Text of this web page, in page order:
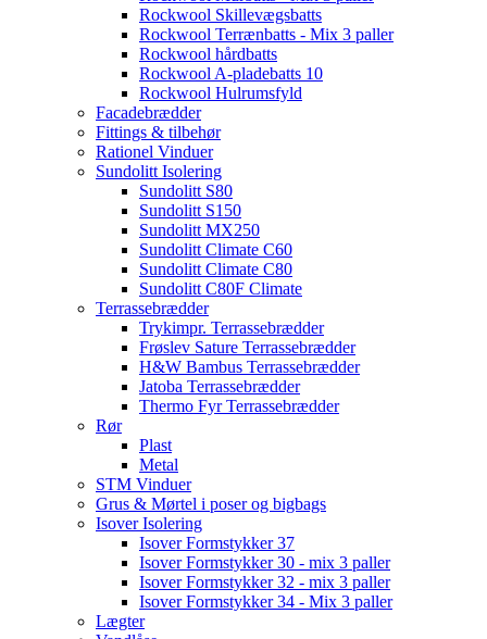
Rockwool Skillevægsbatts
Rockwool Terrænbatts - Mix 3 paller
Rockwool hårdbatts
Rockwool A-pladebatts 10
Rockwool Hulrumsfyld
Facadebrædder
Fittings & tilbehør
Rationel Vinduer
Sundolitt Isolering
Sundolitt S80
Sundolitt S150
Sundolitt MX250
Sundolitt Climate C60
Sundolitt Climate C80
Sundolitt C80F Climate
Terrassebrædder
Trykimpr. Terrassebrædder
Frøslev Sature Terrassebrædder
H&W Bambus Terrassebrædder
Jatoba Terrassebrædder
Thermo Fyr Terrassebrædder
Rør
Plast
Metal
STM Vinduer
Grus & Mørtel i poser og bigbags
Isover Isolering
Isover Formstykker 37
Isover Formstykker 30 - mix 3 paller
Isover Formstykker 32 - mix 3 paller
Isover Formstykker 34 - Mix 3 paller
Lægter